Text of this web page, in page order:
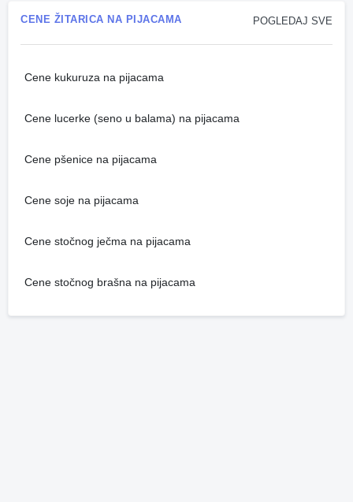
POGLEDAJ SVE
CENE ŽITARICA NA PIJACAMA
Cene kukuruza na pijacama
Cene lucerke (seno u balama) na pijacama
Cene pšenice na pijacama
Cene soje na pijacama
Cene stočnog ječma na pijacama
Cene stočnog brašna na pijacama